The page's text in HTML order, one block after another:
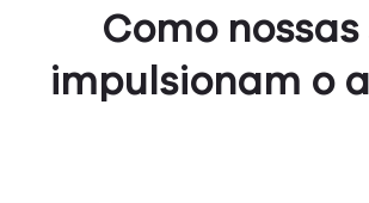
Como
impulsionam o